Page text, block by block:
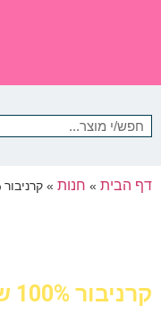
דף הבית » חנות » קרניבור 100% שמן סלמון 300 מ"ל
קרניבור 100% שמן סלמון 300 מ"ל